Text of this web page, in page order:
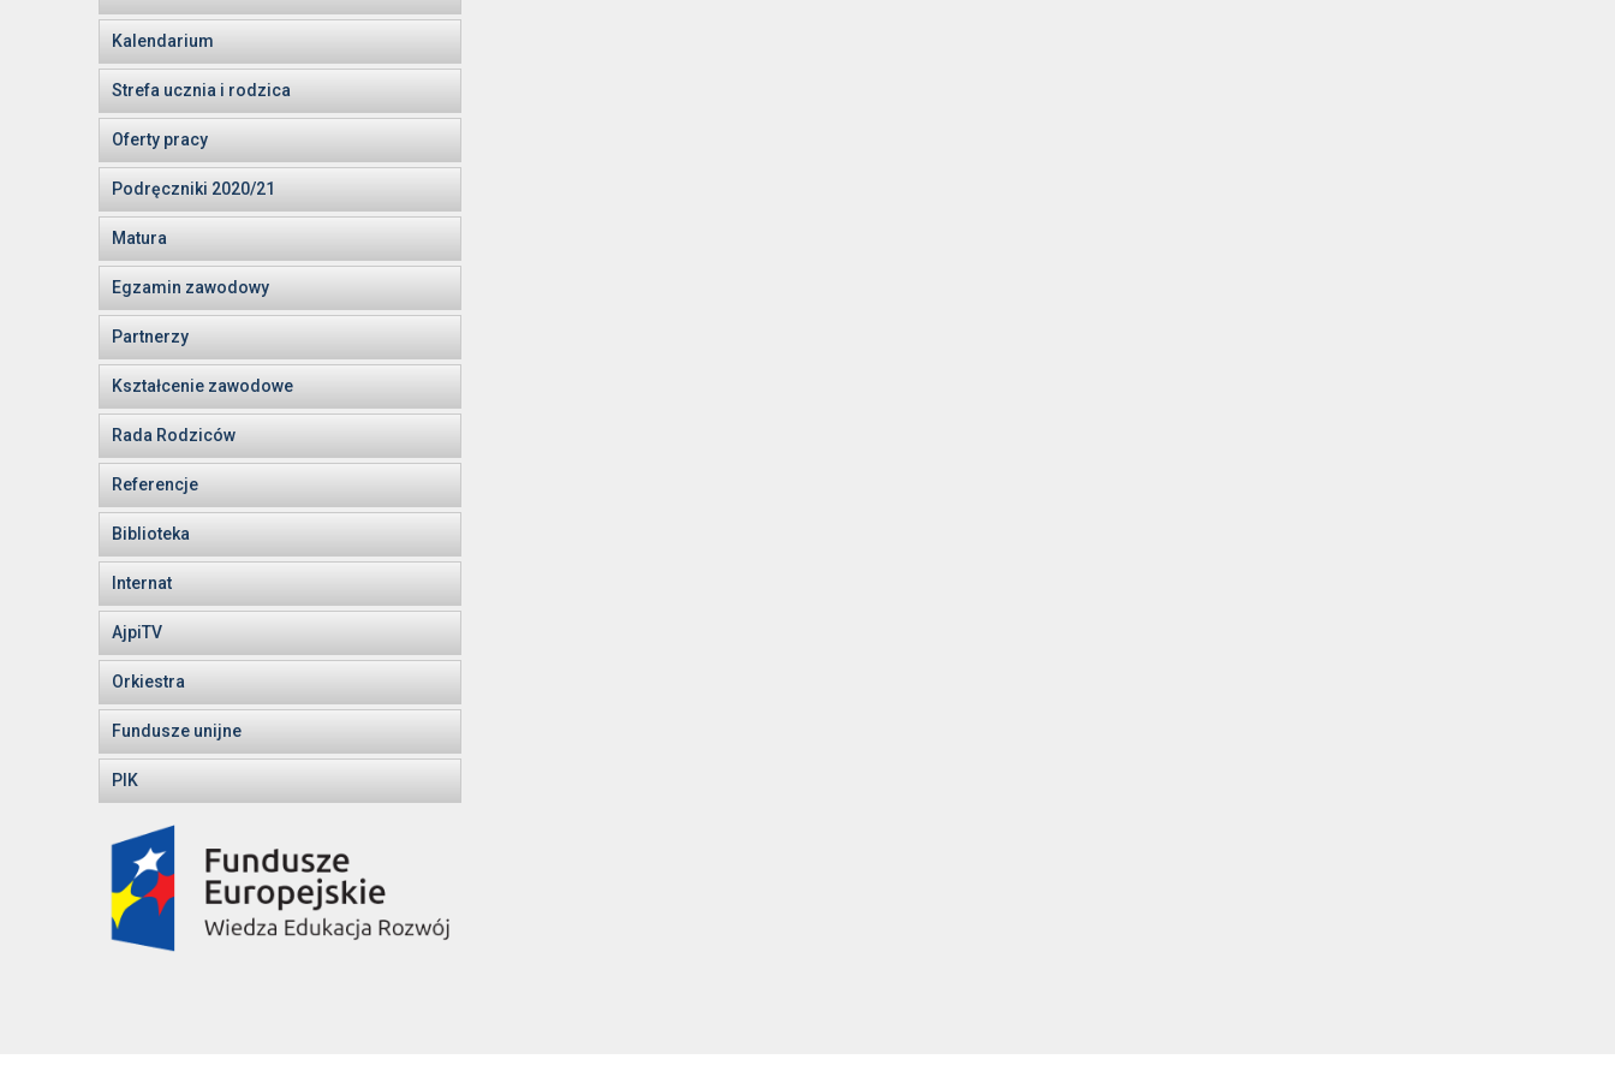
Kalendarium
Strefa ucznia i rodzica
Oferty pracy
Podręczniki 2020/21
Matura
Egzamin zawodowy
Partnerzy
Kształcenie zawodowe
Rada Rodziców
Referencje
Biblioteka
Internat
AjpiTV
Orkiestra
Fundusze unijne
PIK